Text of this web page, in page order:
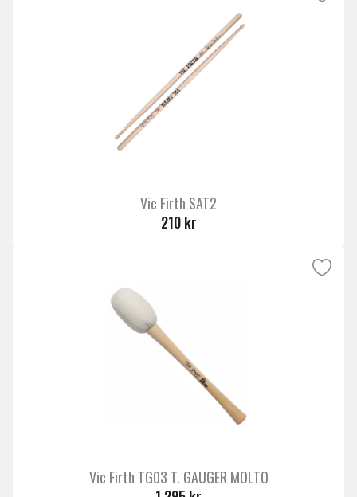
Vic Firth SAT2
210 kr
Vic Firth TG03 T. GAUGER MOLTO